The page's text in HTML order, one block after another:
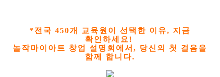
*전국 450개 교육원이 선택한 이유, 지금
확인하세요!
놀작마이아트 창업 설명회에서, 당신의 첫 걸음을
함께 합니다.